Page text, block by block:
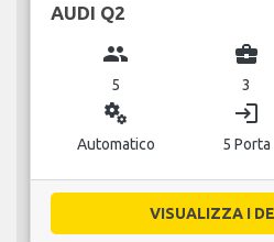
AUDI Q2
group
5
business_center
3
miscellaneous_services
Automatico
login
5 Porta
VISUALIZZA I